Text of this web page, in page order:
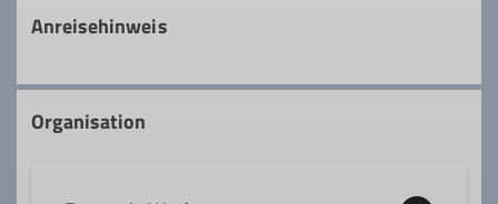
Anreisehinweis
Organisation